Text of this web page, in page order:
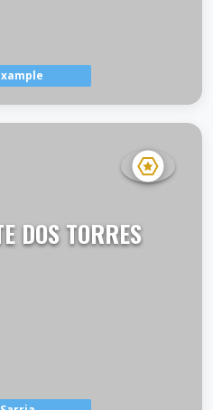
DOS TORRES